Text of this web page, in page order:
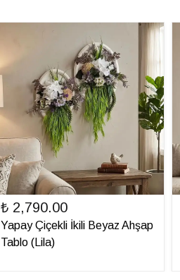
₺ 2,790.00
Yapay Çiçekli İkili Beyaz Ahşap
Tablo (Lila)